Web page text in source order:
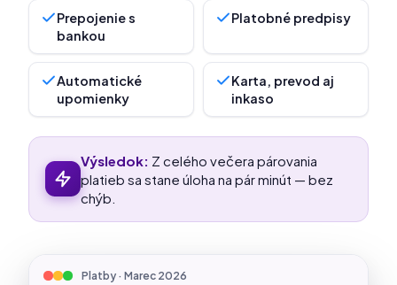
Prepojenie s
bankou
Platobné predpisy
Automatické
upomienky
Karta, prevod aj
inkaso
Výsledok: Z celého večera párovania
platieb sa stane úloha na pár minút — bez
chýb.
Platby · Marec 2026